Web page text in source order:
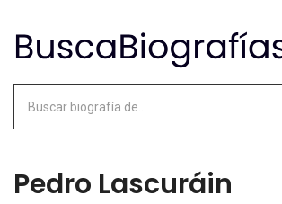
Pedro Lascuráin